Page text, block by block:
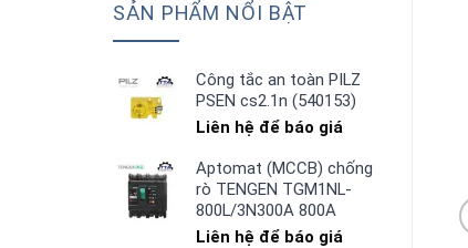
SẢN PHẨM NỔI BẬT
Công tắc an toàn PILZ
PSEN cs2.1n (540153)
Liên hệ để báo giá
Aptomat (MCCB) chống
rò TENGEN TGM1NL-
800L/3N300A 800A
Liên hệ để báo giá